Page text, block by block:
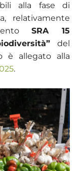
alla fase di
relativamente
SRA 15
del
è allegato alla
.